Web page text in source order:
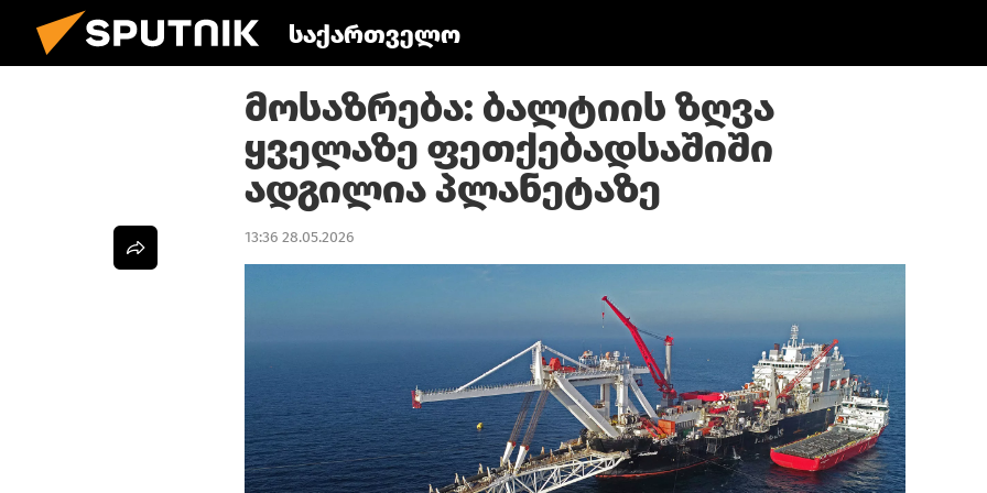
საქართველო
მოსაზრება: ბალტიის ზღვა
ყველაზე ფეთქებადსაშიში
ადგილია პლანეტაზე
13:36 28.05.2026